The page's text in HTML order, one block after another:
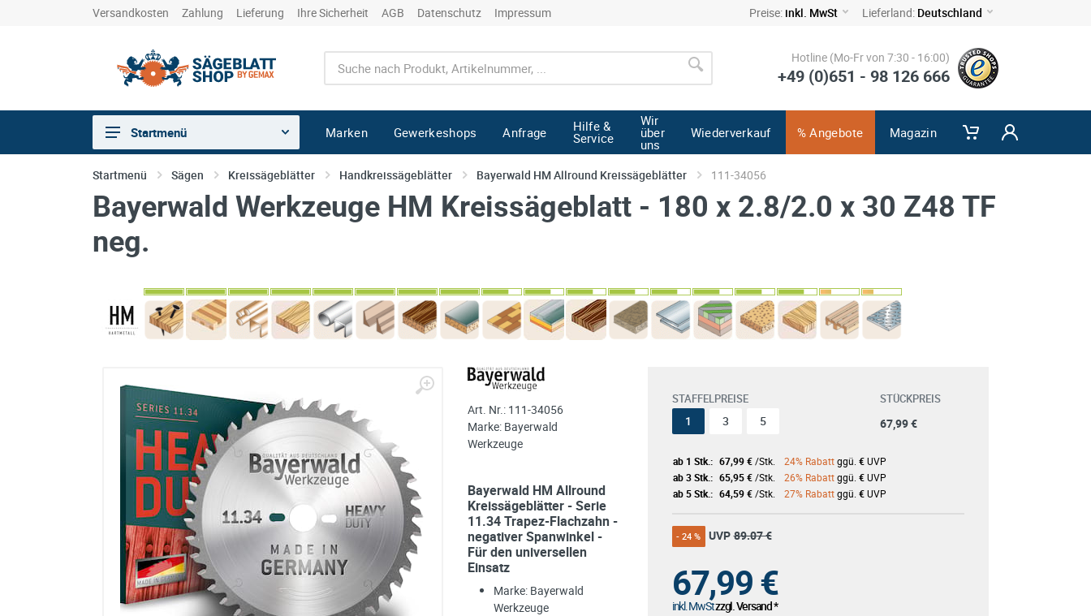
Versandkosten Zahlung Lieferung Ihre Sicherheit AGB Datenschutz Impressum Preise: inkl. MwSt Lieferland: Deutschland
Hotline (Mo-Fr von 7:30 - 16:00)
+49 (0)651 - 98 126 666
Sägen
Trennen
Bohren
Schleifen
kreative Holzbearbeitung
Hobeln/Fräsen
Gewerkeshops
Startmenü Marken Gewerkeshops Anfrage Hilfe &
Service
Wir
über
uns
Wiederverkauf % Angebote Magazin
Startmenü Sägen Kreissägeblätter Handkreissägeblätter Bayerwald HM Allround Kreissägeblätter 111-34056
Bayerwald Werkzeuge HM Kreissägeblatt - 180 x 2.8/2.0 x 30 Z48 TF
neg.
Art. Nr.: 111-34056
Marke: Bayerwald
Werkzeuge
Bayerwald HM Allround
Kreissägeblätter - Serie
11.34 Trapez-Flachzahn -
negativer Spanwinkel -
Für den universellen
Einsatz
Marke: Bayerwald
Werkzeuge
STAFFELPREISE
1 3 5
STÜCKPREIS
67,99 €
ab 1 Stk.: 67,99 €/Stk. 24% Rabattggü. €UVP
ab 3 Stk.: 65,95 €/Stk. 26% Rabattggü. €UVP
ab 5 Stk.: 64,59 €/Stk. 27% Rabattggü. €UVP
- 24 % UVP 89.07 €
67,99€
inkl. MwStzzgl. Versand *